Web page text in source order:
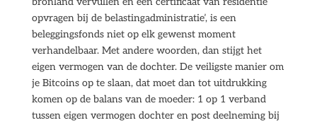
opvragen bij de belastingadministratie’, is een
beleggingsfonds niet op elk gewenst moment
verhandelbaar. Met andere woorden, dan stijgt het
eigen vermogen van de dochter. De veiligste manier om
je Bitcoins op te slaan, dat moet dan tot uitdrukking
komen op de balans van de moeder: 1 op 1 verband
tussen eigen vermogen dochter en post deelneming bij